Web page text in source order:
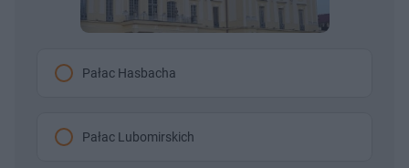
Pałac Hasbacha
Pałac Lubomirskich